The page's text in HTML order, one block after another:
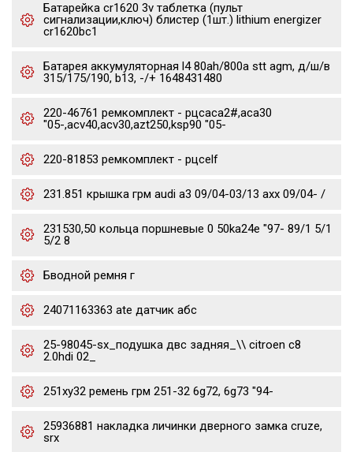
Батарейка cr1620 3v таблетка (пульт
сигнализации,ключ) блистер (1шт.) lithium energizer
cr1620bc1
Батарея аккумуляторная l4 80ah/800a stt agm, д/ш/в
315/175/190, b13, -/+ 1648431480
220-46761 ремкомплект - рцсaca2#,aca30
"05-,acv40,acv30,azt250,ksp90 "05-
220-81853 ремкомплект - рцсelf
231.851 крышка грм audi a3 09/04-03/13 axx 09/04- /
231530,50 кольца поршневые 0 50ka24e "97- 89/1 5/1
5/2 8
Бводной ремня г
24071163363 ate датчик абс
25-98045-sx_подушка двс задняя_\\ citroen c8
2.0hdi 02_
251xy32 ремень грм 251-32 6g72, 6g73 "94-
25936881 накладка личинки дверного замка cruze,
srx